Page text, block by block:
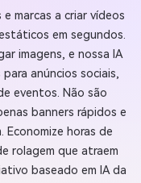
marcas a criar vídeos
em segundos.
imagens, e nossa IA
anúncios sociais,
eventos. Não são
banners rápidos e
horas de
rolagem que atraem
baseado em IA da